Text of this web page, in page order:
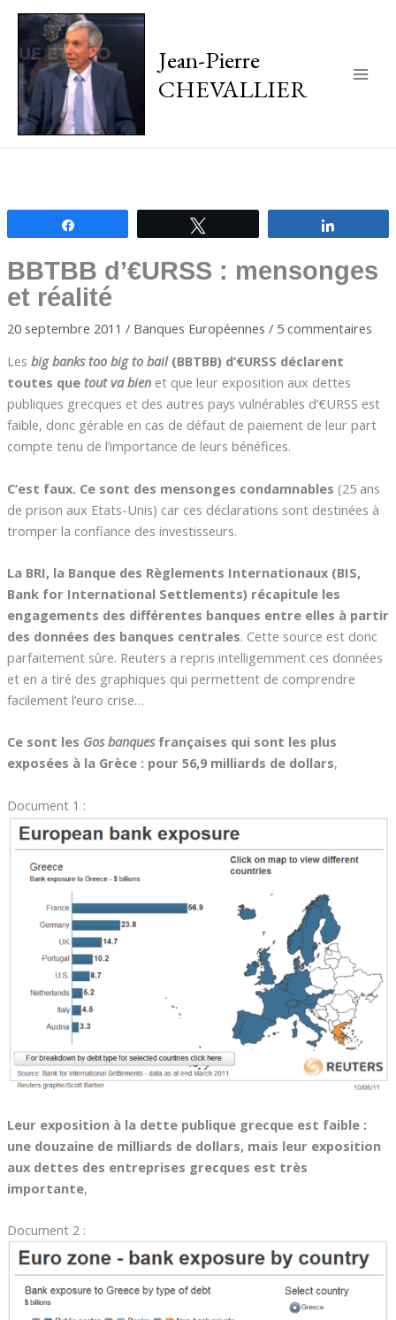
Jean-Pierre
CHEVALLIER
BBTBB d’€URSS : mensonges
et réalité
20 septembre 2011 / Banques Européennes / 5 commentaires
Les big banks too big to bail(BBTBB) d’€URSS déclarent
toutes que tout va bien et que leur exposition aux dettes
publiques grecques et des autres pays vulnérables d’€URSS est
faible, donc gérable en cas de défaut de paiement de leur part
compte tenu de l’importance de leurs bénéfices.
C’est faux. Ce sont des mensonges condamnables (25 ans
de prison aux Etats-Unis) car ces déclarations sont destinées à
tromper la confiance des investisseurs.
La BRI, la Banque des Règlements Internationaux (BIS,
Bank for International Settlements) récapitule les
engagements des différentes banques entre elles à partir
des données des banques centrales. Cette source est donc
parfaitement sûre. Reuters a repris intelligemment ces données
et en a tiré des graphiques qui permettent de comprendre
facilement l’euro crise…
Ce sont les Gos banquesfrançaises qui sont les plus
exposées à la Grèce : pour 56,9 milliards de dollars,
Document 1 :
Leur exposition à la dette publique grecque est faible :
une douzaine de milliards de dollars, mais leur exposition
aux dettes des entreprises grecques est très
importante,
Document 2 :